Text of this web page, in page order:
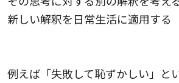
新しい解釈を日常生活に適用する
例えば「失敗して恥ずかしい」と